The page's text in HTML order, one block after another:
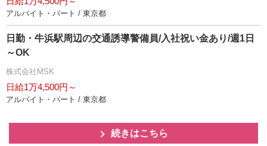
アルバイト・パート / 東京都
日勤・牛浜駅周辺の交通誘導警備員/入社祝い金あり/週1日
～OK
株式会社MSK
日給1万4,500円～
アルバイト・パート / 東京都
続きはこちら